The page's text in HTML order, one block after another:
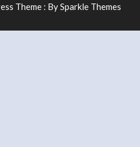
Theme : BySparkle Themes